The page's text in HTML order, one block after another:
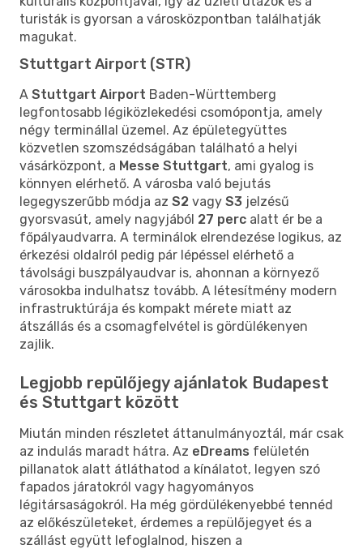
turisták is gyorsan a városközpontban találhatják
magukat.
Stuttgart Airport (STR)
A Stuttgart Airport Baden-Württemberg
legfontosabb légiközlekedési csomópontja, amely
négy terminállal üzemel. Az épületegyüttes
közvetlen szomszédságában található a helyi
vásárközpont, a Messe Stuttgart, ami gyalog is
könnyen elérhető. A városba való bejutás
legegyszerűbb módja az S2 vagy S3 jelzésű
gyorsvasút, amely nagyjából 27 perc alatt ér be a
főpályaudvarra. A terminálok elrendezése logikus, az
érkezési oldalról pedig pár lépéssel elérhető a
távolsági buszpályaudvar is, ahonnan a környező
városokba indulhatsz tovább. A létesítmény modern
infrastruktúrája és kompakt mérete miatt az
átszállás és a csomagfelvétel is gördülékenyen
zajlik.
Legjobb repülőjegy ajánlatok Budapest
és Stuttgart között
Miután minden részletet áttanulmányoztál, már csak
az indulás maradt hátra. Az eDreams felületén
pillanatok alatt átláthatod a kínálatot, legyen szó
fapados járatokról vagy hagyományos
légitársaságokról. Ha még gördülékenyebbé tennéd
az előkészületeket, érdemes a repülőjegyet és a
szállást együtt lefoglalnod, hiszen a